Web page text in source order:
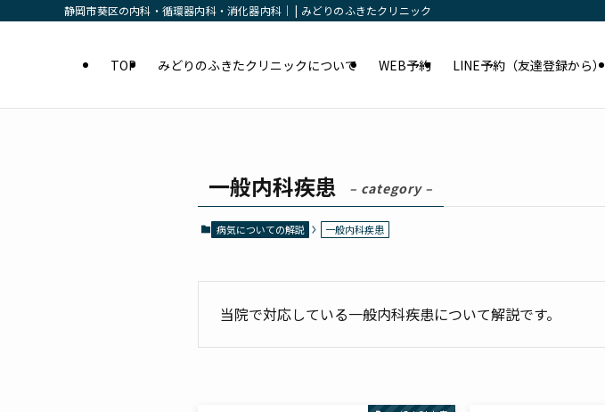
静岡市葵区の内科・循環器内科・消化器内科｜ | みどりのふきたクリニック
TOP みどりのふきたクリニックについて WEB予約 LINE予約（友達登録から）
一般内科疾患 – category –
病気についての解説 一般内科疾患
当院で対応している一般内科疾患について解説です。